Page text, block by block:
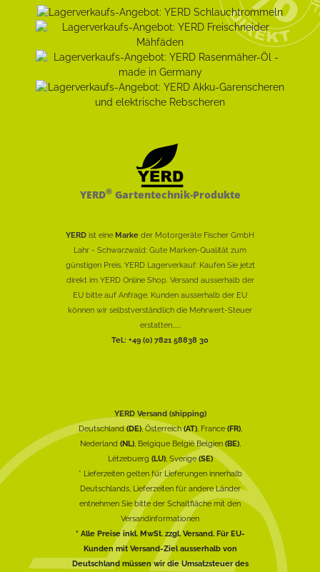
YERD®Gartentechnik-Produkte
YERD ist eine Marke der Motorgeräte Fischer GmbH
Lahr - Schwarzwald: Gute Marken-Qualität zum
günstigen Preis. YERD Lagerverkauf: Kaufen Sie jetzt
direkt im YERD Online Shop. Versand ausserhalb der
EU bitte auf Anfrage. Kunden ausserhalb der EU
können wir selbstverständlich die Mehrwert-Steuer
erstatten......
Tel.: +49 (0) 7821 58838 30
YERD Versand (shipping)
Deutschland(DE), Österreich(AT), France (FR),
Nederland (NL), Belgique België Belgien (BE),
Lëtzebuerg (LU), Sverige(SE)
* Lieferzeiten gelten für Lieferungen innerhalb
Deutschlands, Lieferzeiten für andere Länder
entnehmen Sie bitte der Schaltfläche mit den
Versandinformationen
* Alle Preise inkl. MwSt. zzgl. Versand. Für EU-
Kunden mit Versand-Ziel ausserhalb von
Deutschland müssen wir die Umsatzsteuer des